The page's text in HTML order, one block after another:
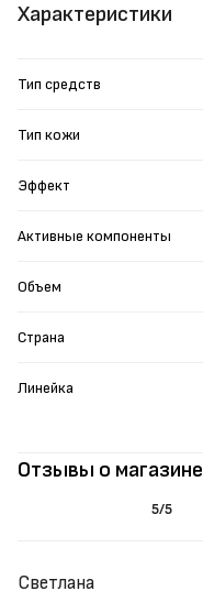
Отзывы о магазине
5/5
Светлана
Характеристики
Тип средств
Тип кожи
Эффект
Активные компоненты
Объем
Страна
Линейка